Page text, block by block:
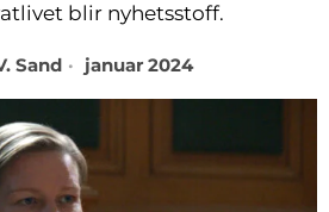
blir nyhetsstoff.
Sand januar 2024